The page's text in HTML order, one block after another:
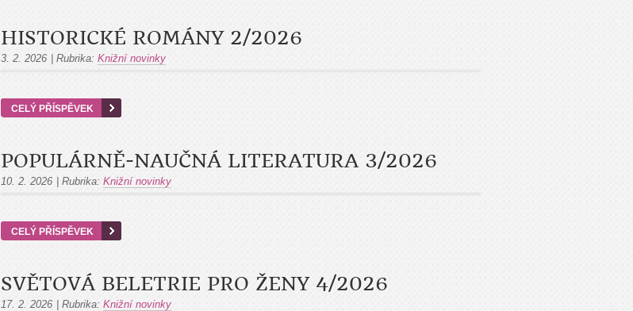
HISTORICKÉ ROMÁNY 2/2026
3. 2. 2026 Rubrika: Knižní novinky
CELÝ PŘÍSPĚVEK
POPULÁRNĚ-NAUČNÁ LITERATURA 3/2026
10. 2. 2026 Rubrika: Knižní novinky
CELÝ PŘÍSPĚVEK
SVĚTOVÁ BELETRIE PRO ŽENY 4/2026
17. 2. 2026 Rubrika: Knižní novinky